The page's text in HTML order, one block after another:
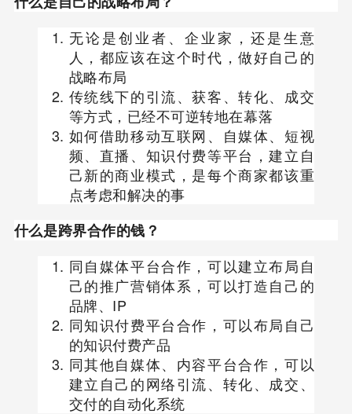
无论是创业者、企业家，还是生意
人，都应该在这个时代，做好自己的
战略布局
传统线下的引流、获客、转化、成交
等方式，已经不可逆转地在幕落
如何借助移动互联网、自媒体、短视
频、直播、知识付费等平台，建立自
己新的商业模式，是每个商家都该重
点考虑和解决的事
什么是跨界合作的钱？
同自媒体平台合作，可以建立布局自
己的推广营销体系，可以打造自己的
品牌、IP
同知识付费平台合作，可以布局自己
的知识付费产品
同其他自媒体、内容平台合作，可以
建立自己的网络引流、转化、成交、
交付的自动化系统